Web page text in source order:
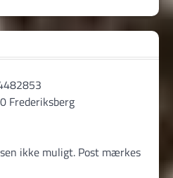
Frederiksberg
ikke muligt. Post mærkes